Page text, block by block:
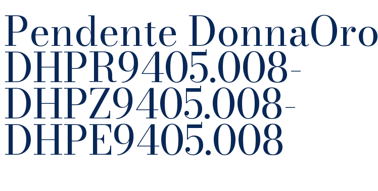
Pendente DonnaOro
DHPR9405.008-
DHPZ9405.008-
DHPE9405.008